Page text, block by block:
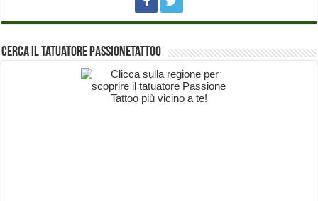
Cerca il Tatuatore PassioneTattoo